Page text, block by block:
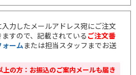
力したメールアドレス宛にご注文
すので、記載されている ご注文番
ームまたは担当スタッフまでお送
上の方：お振込のご案内メールも届き